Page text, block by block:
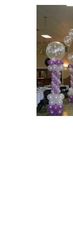
Арка для
Арки в
дизайне